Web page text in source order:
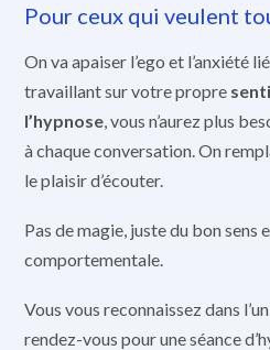
Pour ceux qui veulent
On va apaiser l’ego et l’anxiété
travaillant sur votre propre
l’hypnose, vous n’aurez plus
à chaque conversation. On
le plaisir d’écouter.
Pas de magie, juste du bon
comportementale.
Vous vous reconnaissez dans
rendez-vous pour une séance